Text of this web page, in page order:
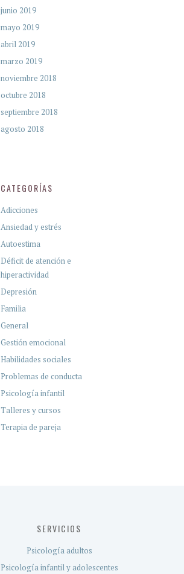
junio 2019
mayo 2019
abril 2019
marzo 2019
noviembre 2018
octubre 2018
septiembre 2018
agosto 2018
CATEGORÍAS
Adicciones
Ansiedad y estrés
Autoestima
Déficit de atención e
hiperactividad
Depresión
Familia
General
Gestión emocional
Habilidades sociales
Problemas de conducta
Psicología infantil
Talleres y cursos
Terapia de pareja
SERVICIOS
Psicología adultos
Psicología infantil y adolescentes